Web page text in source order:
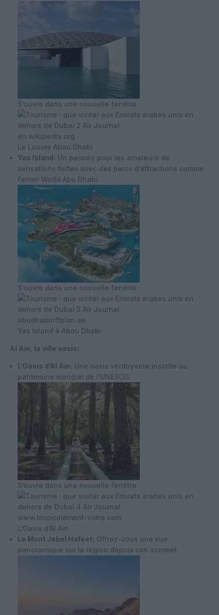
S’ouvre dans une nouvelle fenêtre
en.wikipedia.org
Le Louvre Abou Dhabi
Yas Island: Un paradis pour les amateurs de
sensations fortes avec des parcs d’attractions comme
Ferrari World Abu Dhabi.
S’ouvre dans une nouvelle fenêtre
abudhabioffplan.ae
Yas Island à Abou Dhabi
Al Ain, la ville oasis:
L’Oasis d’Al Ain: Une oasis verdoyante inscrite au
patrimoine mondial de l’UNESCO.
S’ouvre dans une nouvelle fenêtre
www.tropicalement-votre.com
L’Oasis d’Al Ain
Le Mont Jebel Hafeet: Offrez-vous une vue
panoramique sur la région depuis son sommet.